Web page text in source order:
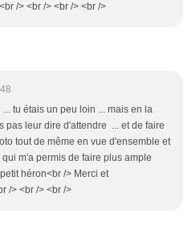
/> <br /> <br /> <br />
tu étais un peu loin ... mais en la
pas leur dire d'attendre ... et de faire
tout de même en vue d'ensemble et
m'a permis de faire plus ample
héron<br /> Merci et
/> <br /> <br />